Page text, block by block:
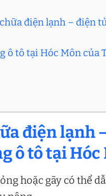
điện lạnh – điện
ô tô tại Hóc Môn của
điện lạnh
ô tô tại Hóc
hoặc gãy có thể